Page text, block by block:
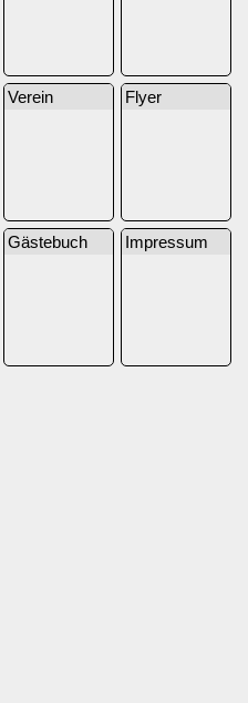
Verein Flyer
Gästebuch Impressum